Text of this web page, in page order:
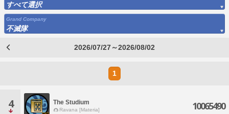
すべて選択
Grand Company
不滅隊
2026/07/27～2026/08/02
1
4 The Studium
Ravana [Materia] 10065490